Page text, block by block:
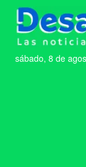
sábado, 8 de